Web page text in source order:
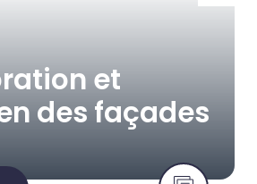
et
des façades